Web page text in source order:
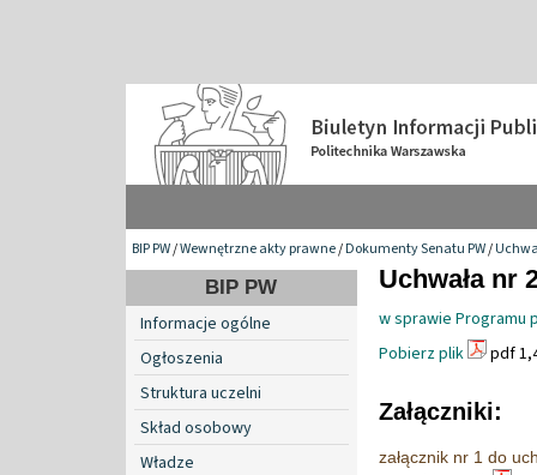
BIP PW/Wewnętrzne akty prawne/Dokumenty Senatu PW/
BIP PW
Informacje ogólne
Ogłoszenia
Struktura uczelni
Skład osobowy
Władze
Uchwała nr
w sprawie Programu
Pobierz plik
pdf
Załączniki:
załącznik nr 1 do